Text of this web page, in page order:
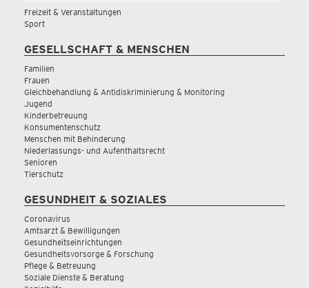
Freizeit & Veranstaltungen
Sport
GESELLSCHAFT & MENSCHEN
Familien
Frauen
Gleichbehandlung & Antidiskriminierung & Monitoring
Jugend
Kinderbetreuung
Konsumentenschutz
Menschen mit Behinderung
Niederlassungs- und Aufenthaltsrecht
Senioren
Tierschutz
GESUNDHEIT & SOZIALES
Coronavirus
Amtsarzt & Bewilligungen
Gesundheitseinrichtungen
Gesundheitsvorsorge & Forschung
Pflege & Betreuung
Soziale Dienste & Beratung